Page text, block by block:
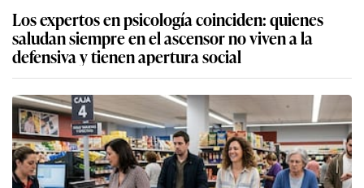
Los expertos en psicología coinciden: quienes
saludan siempre en el ascensor no viven a la
defensiva y tienen apertura social